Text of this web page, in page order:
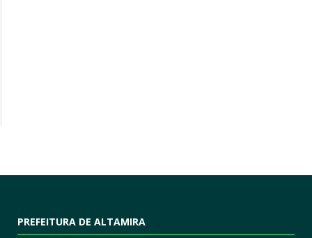
PREFEITURA DE ALTAMIRA